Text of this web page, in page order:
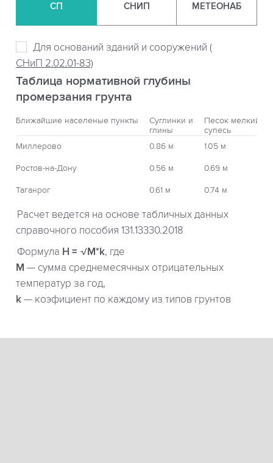
СП СНИП МЕТЕОНАБ
Для оснований зданий и сооружений (
СНиП 2.02.01-83)
Таблица нормативной глубины
промерзания грунта
Ближайшие населеные пункты
Суглинки и
глины
Песок мелкий,
супесь
Миллерово
0.86 м 1.05 м
Ростов-на-Дону 0.56 м 0.69 м
Таганрог 0.61 м 0.74 м
Расчет ведется на основе табличных данных
справочного пособия 131.13330.2018
Формула H = √M*k, где
М — сумма среднемесячных отрицательных
температур за год,
k — коэфициент по каждому из типов грунтов